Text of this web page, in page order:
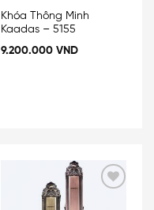
Khóa Thông Minh
Kaadas – 5155
9.200.000 VND